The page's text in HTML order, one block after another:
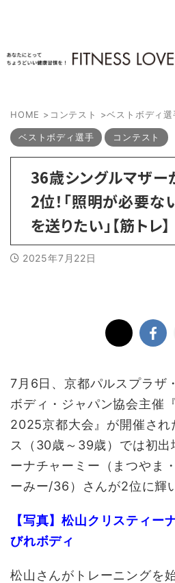
HOME > コンテスト >ベストボディ選
ベストボディ選手 コンテスト
36歳シングルマザー
2位！「照明が必要な
を送りたい」【筋トレ】
2025年7月22日
7月6日、京都パルスプラザ
ボディ・ジャパン協会主催
2025京都大会』が開催され
ス（30歳～39歳）では初出
ーナチャーミー（まつやま
ーみー/36）さんが2位に輝
【写真】松山クリスティー
びれボディ
松山さんがトレーニングを